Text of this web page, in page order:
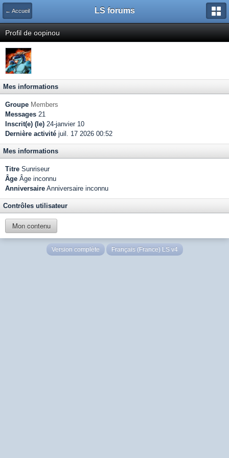
← Accueil LS forums
Profil de oopinou
Mes informations
Groupe Members
Messages 21
Inscrit(e) (le) 24-janvier 10
Dernière activité juil. 17 2026 00:52
Mes informations
Titre Sunriseur
Âge Âge inconnu
Anniversaire Anniversaire inconnu
Contrôles utilisateur
Mon contenu
Version complète Français (France) LS v4